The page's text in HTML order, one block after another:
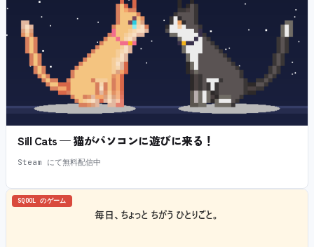
Sill Cats — 猫がパソコンに遊びに来る！
Steam にて無料配信中
SQOOL のゲーム